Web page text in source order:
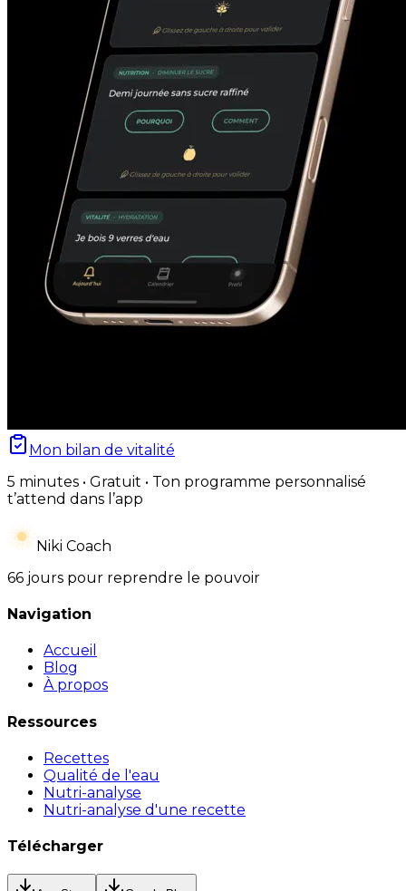
Mon bilan de vitalité
5 minutes • Gratuit • Ton programme personnalisé
t’attend dans l’app
Niki Coach
66 jours pour reprendre le pouvoir
Navigation
Accueil
Blog
À propos
Ressources
Recettes
Qualité de l'eau
Nutri-analyse
Nutri-analyse d'une recette
Télécharger